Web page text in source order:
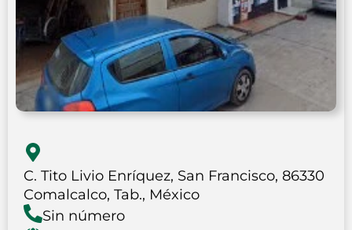
C. Tito Livio Enríquez, San Francisco, 86330
Comalcalco, Tab., México
Sin número